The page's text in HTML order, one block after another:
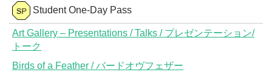
Student One-Day Pass
Art Gallery – Presentations / Talks / プレゼンテーション/
トーク
Birds of a Feather / バードオヴフェザー